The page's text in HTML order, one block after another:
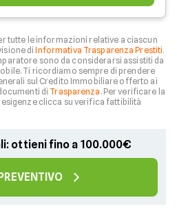
tutte le informazioni relative a ciascun
diInformativa Trasparenza Prestiti.
sono da considerarsi assistiti da
Ti ricordiamo sempre di prendere
sul Credito Immobiliare offerto ai
di Trasparenza . Per verificare la
clicca su verifica fattibilità
ottieni fino a 100.000€